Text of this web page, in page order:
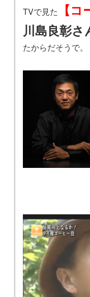
TVで見た
【
川島良彰さ
たからだそうで。